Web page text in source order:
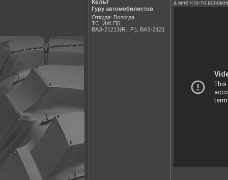
Кельт
Гуру автомобилистов
Откуда: Вологда
ТС: ИЖ П5,
ВАЗ-21213(R.I.P.), ВАЗ-2121
а мне что-то